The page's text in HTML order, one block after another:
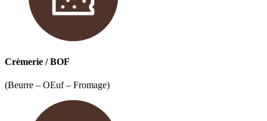
Crèmerie / BOF
(Beurre – OEuf – Fromage)